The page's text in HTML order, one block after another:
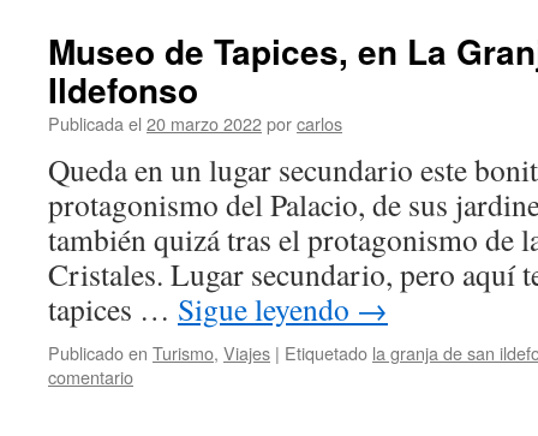
Museo de Tapices, en La
Ildefonso
Publicada el 20 marzo 2022porcarlos
Queda en un lugar secundario este
protagonismo del Palacio, de sus
también quizá tras el protagonismo de
Cristales. Lugar secundario, pero aquí
tapices … Sigue leyendo →
Publicado en Turismo, Viajes | Etiquetado la granja de san
comentario